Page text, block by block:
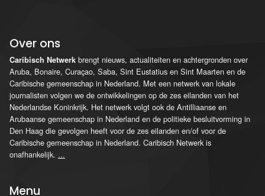
Over ons
Caribisch Netwerk brengt nieuws, actualiteiten en achtergronden over
Aruba, Bonaire, Curaçao, Saba, Sint Eustatius en Sint Maarten en de
Caribische gemeenschap in Nederland. Met een netwerk van lokale
journalisten volgen we de ontwikkelingen op de zes eilanden van het
Nederlandse Koninkrijk. Het netwerk volgt ook de Antilliaanse en
Arubaanse gemeenschap in Nederland en de politieke besluitvorming in
Den Haag die gevolgen heeft voor de zes eilanden en/of voor de
Caribische gemeenschap in Nederland. Caribisch Netwerk is
onafhankelijk. ...
Menu